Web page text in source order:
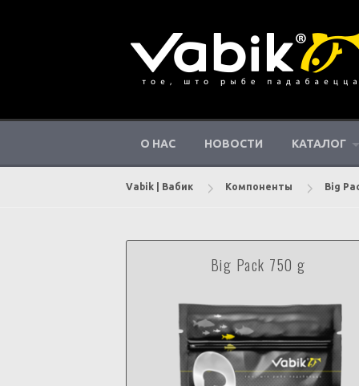
О НАС НОВОСТИ КАТАЛОГ
Vabik | Вабик Компоненты Big
Big Pack 750 g